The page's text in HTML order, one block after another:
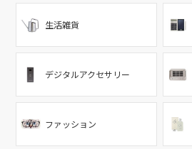
生活雑貨
デジタルアクセサリー
ファッション